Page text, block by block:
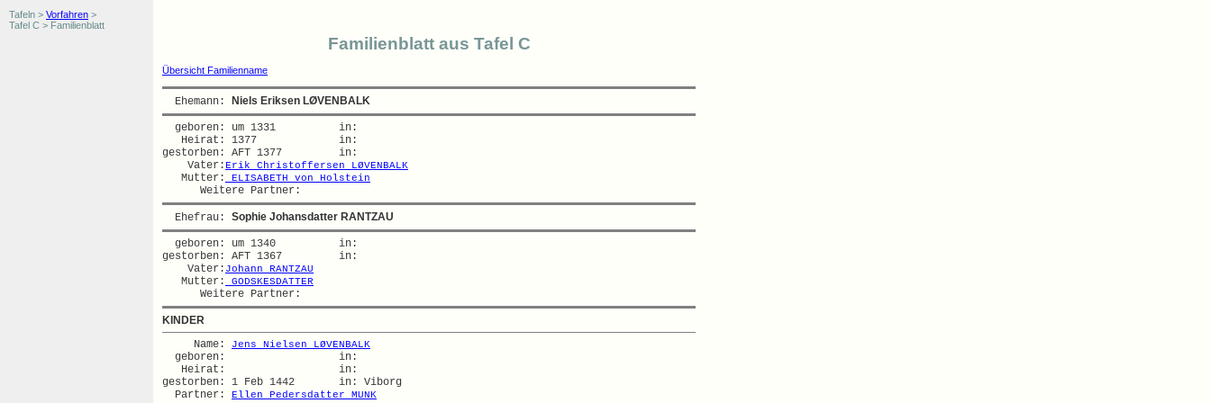
Tafeln > Vorfahren >
Tafel C > Familienblatt
Familienblatt aus Tafel C
Übersicht Familienname
  Ehemann:
Niels Eriksen LØVENBALK
  geboren: um 1331          in:
   Heirat: 1377             in:
gestorben: AFT 1377         in:
    Vater:
Erik Christoffersen LØVENBALK
   Mutter:
ELISABETH von Holstein
  Ehefrau:
Sophie Johansdatter RANTZAU
  geboren: um 1340          in:
gestorben: AFT 1367         in:
    Vater:
Johann RANTZAU
   Mutter:
GODSKESDATTER
KINDER
     Name:
Jens Nielsen LØVENBALK
  geboren:                  in:
   Heirat:                  in:
gestorben: 1 Feb 1442       in: Viborg
  Partner:
Ellen Pedersdatter MUNK